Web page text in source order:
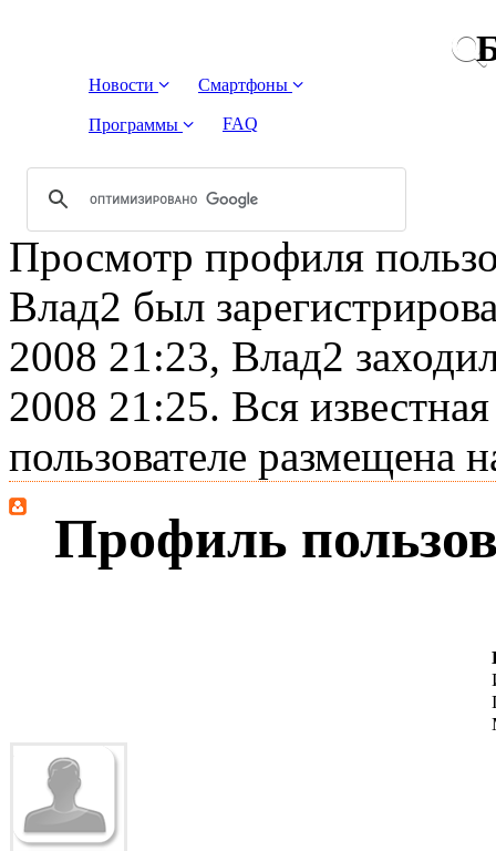
Новости Смартфоны
Программы FAQ
Просмотр профиля
Влад2 был
2008 21:23, Влад2
2008 21:25. Вся
пользователе размещена
Профиль